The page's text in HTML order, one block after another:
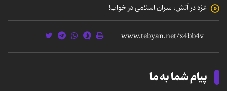
غزه در آتش، سران اسلامی در خواب!
پیام شما به ما